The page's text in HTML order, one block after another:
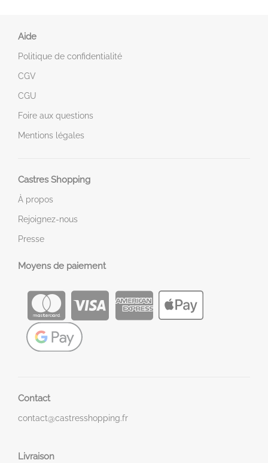
Aide
Politique de confidentialité
CGV
CGU
Foire aux questions
Mentions légales
Castres Shopping
À propos
Rejoignez-nous
Presse
Moyens de paiement
Contact
contact@castresshopping.fr
Livraison